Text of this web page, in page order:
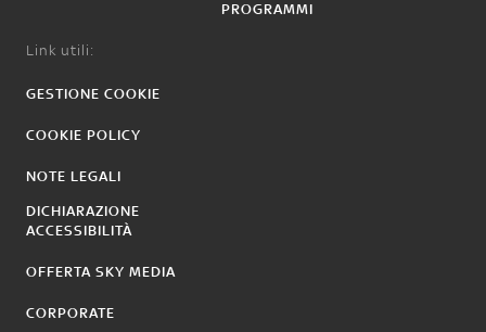
PROGRAMMI
Link utili:
GESTIONE COOKIE
COOKIE POLICY
NOTE LEGALI
DICHIARAZIONE
ACCESSIBILITÀ
OFFERTA SKY MEDIA
CORPORATE